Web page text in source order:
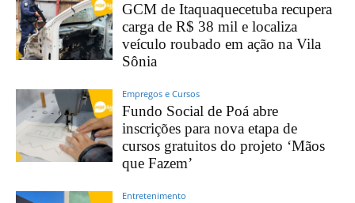
GCM de Itaquaquecetuba recupera
carga de R$ 38 mil e localiza
veículo roubado em ação na Vila
Sônia
Empregos e Cursos
Fundo Social de Poá abre
inscrições para nova etapa de
cursos gratuitos do projeto ‘Mãos
que Fazem’
Entretenimento